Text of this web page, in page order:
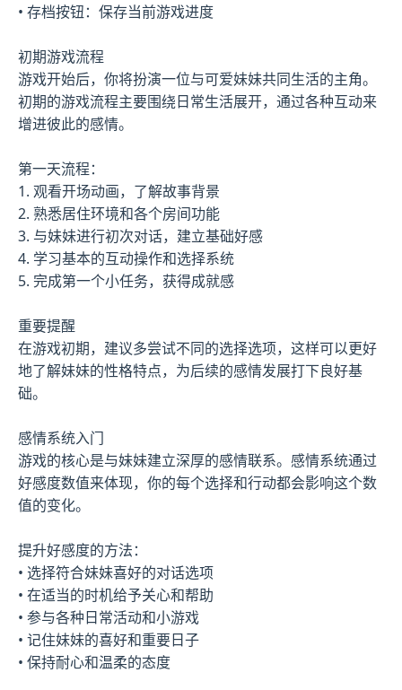
• 存档按钮：保存当前游戏进度
初期游戏流程
游戏开始后，你将扮演一位与可爱妹妹共同生活的主角。
初期的游戏流程主要围绕日常生活展开，通过各种互动来
增进彼此的感情。
第一天流程：
1. 观看开场动画，了解故事背景
2. 熟悉居住环境和各个房间功能
3. 与妹妹进行初次对话，建立基础好感
4. 学习基本的互动操作和选择系统
5. 完成第一个小任务，获得成就感
重要提醒
在游戏初期，建议多尝试不同的选择选项，这样可以更好
地了解妹妹的性格特点，为后续的感情发展打下良好基
础。
感情系统入门
游戏的核心是与妹妹建立深厚的感情联系。感情系统通过
好感度数值来体现，你的每个选择和行动都会影响这个数
值的变化。
提升好感度的方法：
• 选择符合妹妹喜好的对话选项
• 在适当的时机给予关心和帮助
• 参与各种日常活动和小游戏
• 记住妹妹的喜好和重要日子
• 保持耐心和温柔的态度